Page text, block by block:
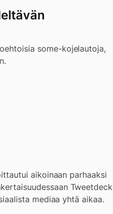
some-kojelautoja,
aikoinaan parhaaksi
Tweetdeck
mediaa yhtä aikaa.